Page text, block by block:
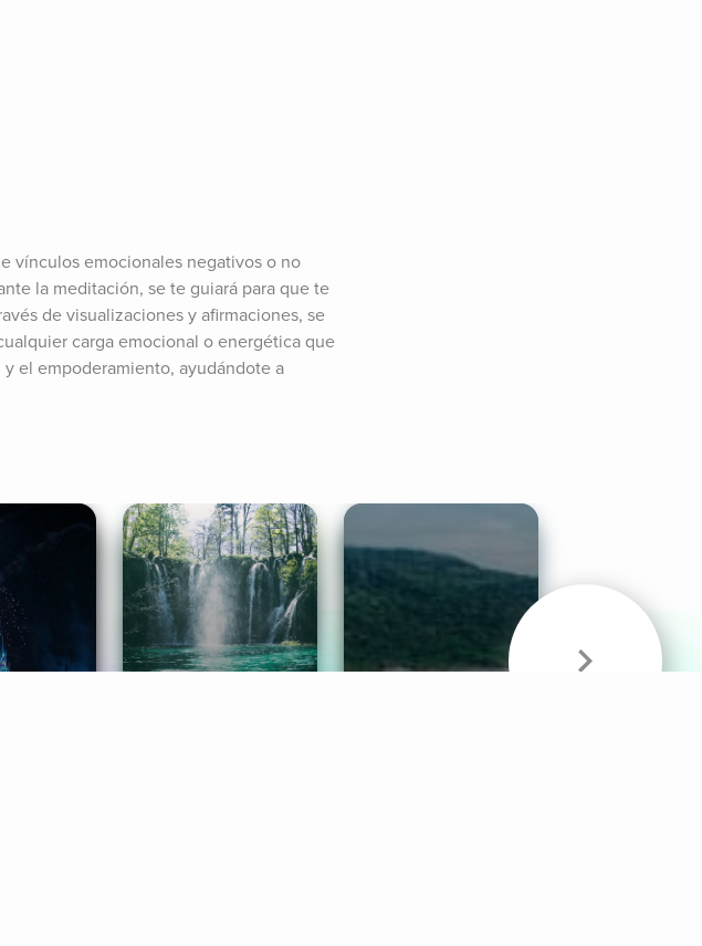
vínculos emocionales negativos o no
la meditación, se te guiará para que te
de visualizaciones y afirmaciones, se
carga emocional o energética que
el empoderamiento, ayudándote a